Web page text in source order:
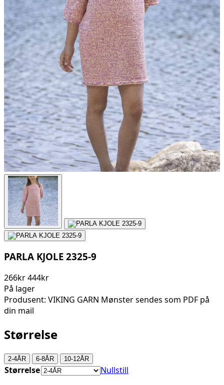
PARLA KJOLE 2325-9
266kr444kr
På lager
Produsent: VIKING GARN Mønster sendes som PDF på
din mail
Størrelse
2-4ÅR 6-8ÅR 10-12ÅR
Størrelse Nullstill